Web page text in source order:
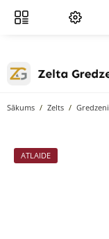
Sākums Zelts Gredzeni
ATLAIDE